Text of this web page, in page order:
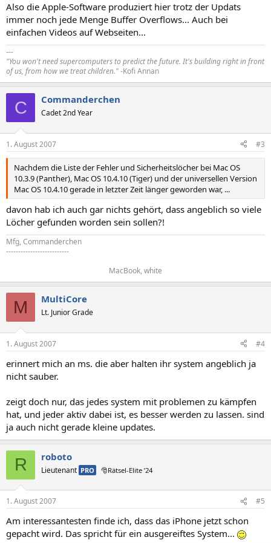
Also die Apple-Software produziert hier trotz der Updats
immer noch jede Menge Buffer Overflows... Auch bei
einfachen Videos auf Webseiten...
---
"You won't need supercomputers to predict the future. It's building right in front
of us, from how we treat children."-Kofi Annan
C Commanderchen
Cadet 2nd Year
1. August 2007 #3
Nachdem die Liste der Fehler und Sicherheitslöcher bei Mac OS
10.3.9 (Panther), Mac OS 10.4.10 (Tiger) und der universellen Version
Mac OS 10.4.10 gerade in letzter Zeit länger geworden war, ...
davon hab ich auch gar nichts gehört, dass angeblich so viele
Löcher gefunden worden sein sollen?!
Mfg, Commanderchen
--------------------------
MacBook, white​
M MultiCore
Lt. Junior Grade
1. August 2007 #4
erinnert mich an ms. die aber halten ihr system angeblich ja
nicht sauber.
zeigt doch nur, das jedes system mit problemen zu kämpfen
hat, und jeder aktiv dabei ist, es besser werden zu lassen. sind
ja auch nicht gerade kleine updates.
R roboto
Lieutenant PRO 🎅Rätsel-Elite ’24
1. August 2007 #5
Am interessantesten finde ich, dass das iPhone jetzt schon
gepacht wird. Das spricht für ein ausgereiftes System...